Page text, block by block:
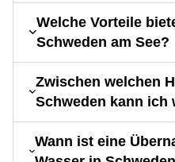
Welche Vorteile
Schweden am See?
Zwischen welchen
Schweden kann ich
Wann ist eine